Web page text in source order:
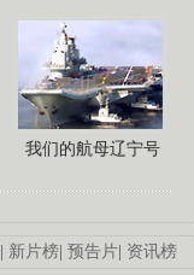
我们的航母辽宁号
新片榜 预告片 资讯榜